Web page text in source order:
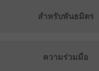
สำหรับพันธมิตร
ความร่วมมือ